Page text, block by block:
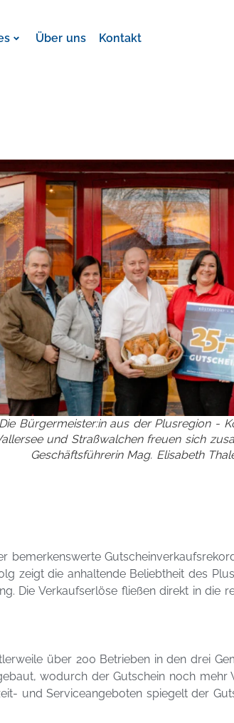
Über uns Kontakt
Die Bürgermeister:in aus der Plusregion -
und Straßwalchen freuen sich
Geschäftsführerin Mag. Elisabeth
bemerkenswerte
zeigt die anhaltende Beliebtheit des
Die Verkaufserlöse fließen direkt in die
über 200 Betrieben in den drei
wodurch der Gutschein noch mehr
und Serviceangeboten spiegelt der